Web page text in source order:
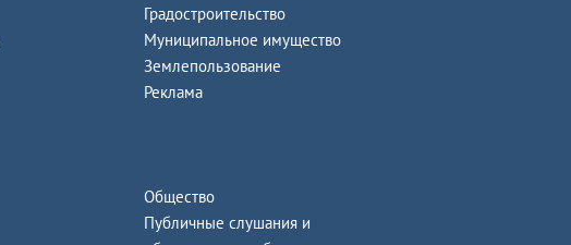
Градостроительство
Муниципальное имущество
Землепользование
Реклама
Общество
Публичные слушания и